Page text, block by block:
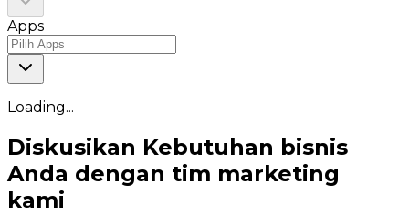
Apps
Loading...
Diskusikan Kebutuhan bisnis
Anda dengan tim marketing
kami